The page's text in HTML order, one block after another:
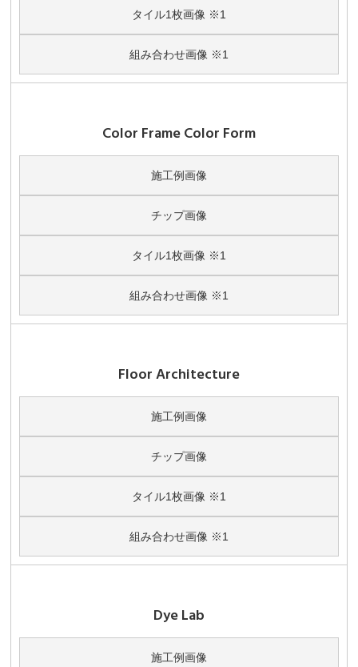
タイル1枚画像 ※1
組み合わせ画像 ※1
Color Frame Color Form
施工例画像
チップ画像
タイル1枚画像 ※1
組み合わせ画像 ※1
Floor Architecture
施工例画像
チップ画像
タイル1枚画像 ※1
組み合わせ画像 ※1
Dye Lab
施工例画像